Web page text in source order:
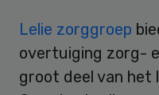
Lelie zorggroep
overtuiging zorg-
groot deel van het